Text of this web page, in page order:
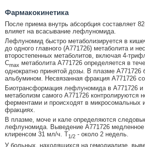
Фармакокинетика
После приема внутрь абсорбция составляет
влияет на всасывание лефлуномида.
Лефлуномид быстро метаболизируется в
до одного главного (А771726) метаболита и
второстепенных метаболитов, включая 4-
Cmax метаболита А771726 определяется в
однократно принятой дозы. В плазме А771726
альбумином. Несвязанная фракция А771726
Биотрансформация лефлуномида в А771726
метаболизм самого А771726 контролируются
ферментами и происходят в микросомальных
фракциях.
В плазме, моче и кале определяются
лефлуномида. Выведение А771726 медленное
клиренсом 31 мл/ч. T1/2 - около 2 недель.
У больных, находящихся на гемодиализе,